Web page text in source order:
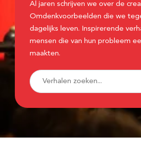
Al jaren schrijven we over de
Omdenkvoorbeelden die we
dagelijks leven. Inspirerende
mensen die van hun probleem
maakten.